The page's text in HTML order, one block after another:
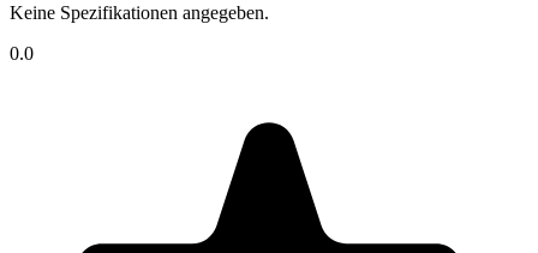
Keine Spezifikationen angegeben.
0.0